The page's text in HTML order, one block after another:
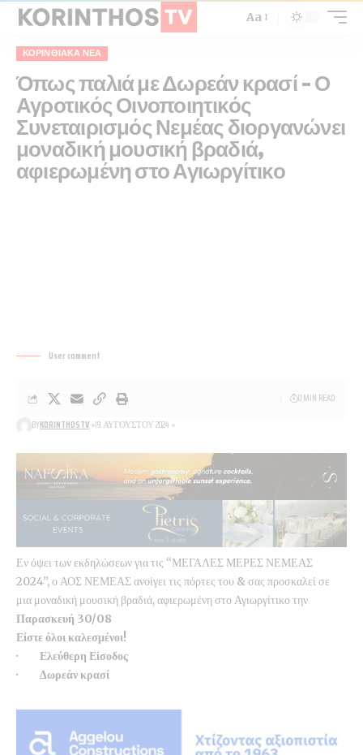
Aa
ΚΟΡΙΝΘΙΑΚΆ ΝΈΑ
Όπως παλιά με Δωρεάν κρασί – Ο
Αγροτικός Οινοποιητικός
Συνεταιρισμός Νεμέας διοργανώνει
μοναδική μουσική βραδιά,
αφιερωμένη στο Αγιωργίτικο
User comment
BYKORINTHOSTV 19 ΑΥΓΟΎΣΤΟΥ 2024
0 MIN READ
Εν όψει των εκδηλώσεων για τις “ΜΕΓΑΛΕΣ ΜΕΡΕΣ ΝΕΜΕΑΣ
2024”, ο ΑΟΣ ΝΕΜΕΑΣ ανοίγει τις πόρτες του & σας προσκαλεί σε
μια μοναδική μουσική βραδιά, αφιερωμένη στο Αγιωργίτικο την
Παρασκευή 30/08
Είστε όλοι καλεσμένοι!
· Ελεύθερη Είσοδος
· Δωρεάν κρασί